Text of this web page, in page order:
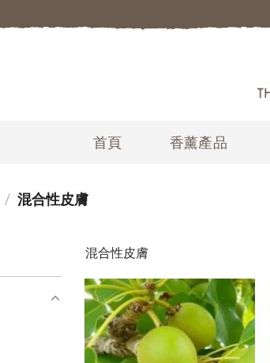
首頁 香薰產品
/ 混合性皮膚
混合性皮膚
加入
願望
清單